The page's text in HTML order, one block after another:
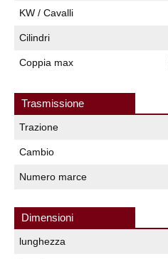
KW / Cavalli
Cilindri
Coppia max
Trasmissione
Trazione
Cambio
Numero marce
Dimensioni
lunghezza